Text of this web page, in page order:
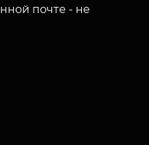
почте - не